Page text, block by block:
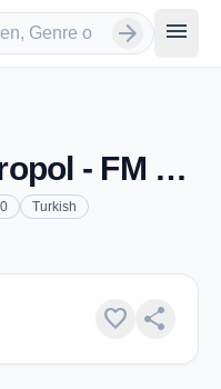
arrow_forward menu
Radyo Metropol - FM 101.8 - Mersin
Turkish
favorite share